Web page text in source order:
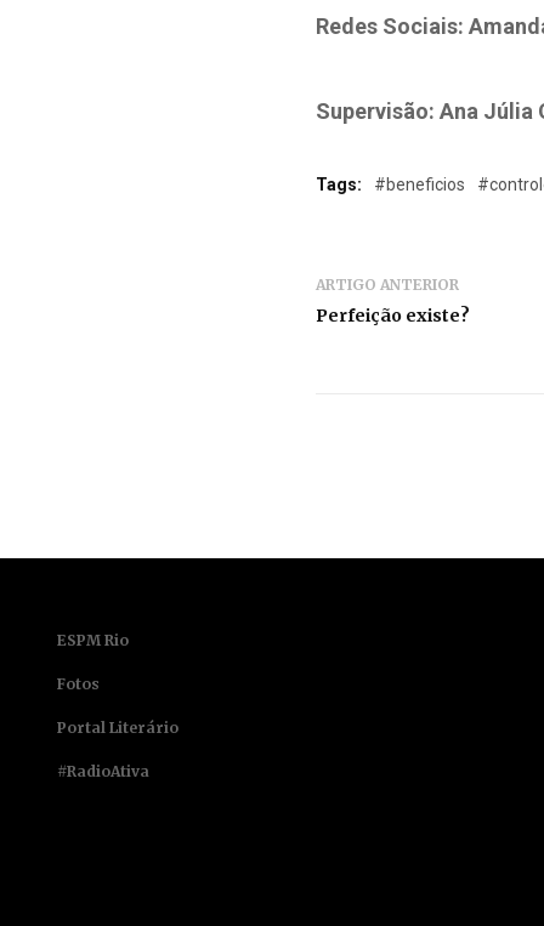
Redes Sociais:
Supervisão: Ana
Tags: #beneficios
ARTIGO ANTERIOR
Perfeição existe?
ESPM Rio
Fotos
Portal Literário
#RadioAtiva